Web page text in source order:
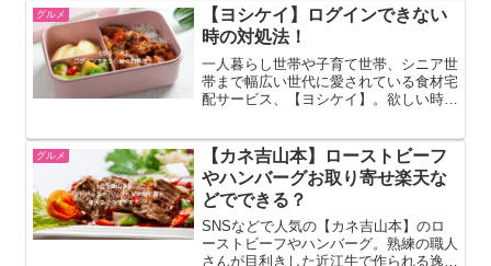
が魅力です。chocoいつもの支払い方法
使えるかな…？途中で...
グルメ
【ヨシケイ】ログインできない
時の対処法！
一人暮らし世帯や子育て世帯、シニア世
帯まで幅広い世代に愛されている食材宅
配サービス、【ヨシケイ】。欲しい時に
変？忘れちゃったらどうするの？今回は
【ヨシケイ】ログイン...
グルメ
【カネ吉山本】ローストビーフ
やハンバーグお取り寄せ楽天な
どでできる？
SNSなどで人気の【カネ吉山本】のロ
ーストビーフやハンバーグ。熟練の職人
さんが目利きした近江牛で作られる逸品